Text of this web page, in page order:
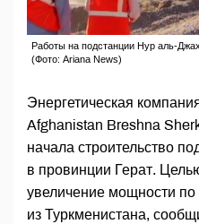
Работы на подстанции Нур аль-
(Фото: Ariana News)
Энергетическая
Afghanistan Breshna
начала строительство
в провинции Герат.
увеличение мощности по
из Туркменистана,